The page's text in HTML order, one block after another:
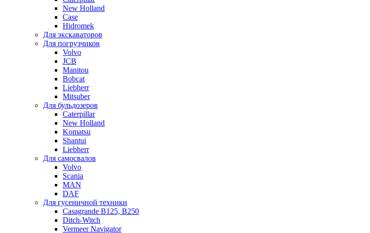
New Holland
Case
Hidromek
Для экскаваторов
Для погрузчиков
Volvo
JCB
Manitou
Bobcat
Liebherr
Mitsuber
Для бульдозеров
Caterpillar
New Holland
Komatsu
Shantui
Liebherr
Для самосвалов
Volvo
Scania
MAN
DAF
Для гусеничной техники
Casagrande B125, B250
Ditch-Witch
Vermeer Navigator